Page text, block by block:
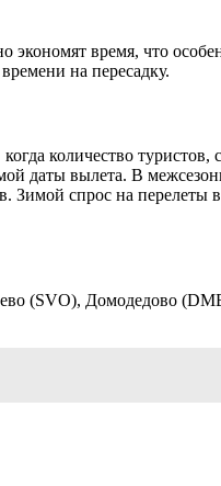
время, что
на пересадку.
количество туристов,
даты вылета. В
Зимой спрос на
(SVO), Домодедово